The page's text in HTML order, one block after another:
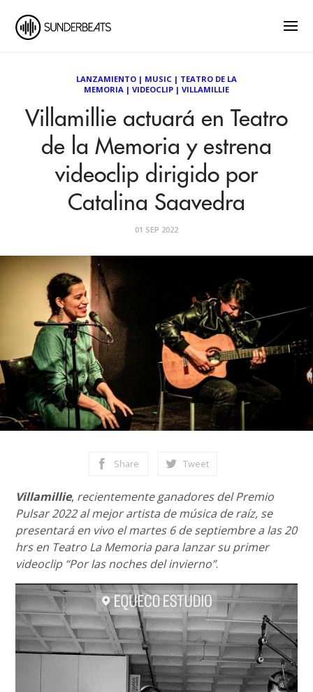
LANZAMIENTO | MUSIC | TEATRO DE LA
MEMORIA | VIDEOCLIP | VILLAMILLIE
Villamillie actuará en Teatro
de la Memoria y estrena
videoclip dirigido por
Catalina Saavedra
01 SEP 2022
Share Tweet
Villamillie, recientemente ganadores del Premio
Pulsar 2022 al mejor artista de música de raíz, se
presentará en vivo el martes 6 de septiembre a las 20
hrs en Teatro La Memoria para lanzar su primer
videoclip “Por las noches del invierno”.